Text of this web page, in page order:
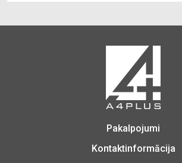
Pakalpojumi
Kontaktinformācija